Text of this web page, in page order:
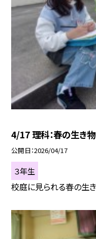
4/17 理科：春の生き物
公開日 2026/04/17
３年生
校庭に見られる春の生き